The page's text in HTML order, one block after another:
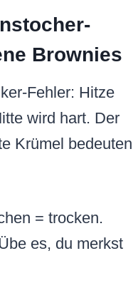
Brownies
Fehler: Hitze
wird hart. Der
Krümel bedeuten
= trocken.
es, du merkst